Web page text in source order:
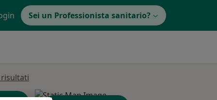
Sei un Professionista sanitario?